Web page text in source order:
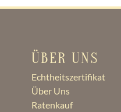
ÜBER UNS
Echtheitszertifikat
Über Uns
Ratenkauf